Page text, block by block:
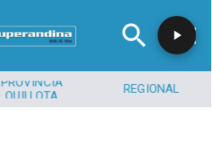
PROVINCIA
QUILLOTA
REGIONAL